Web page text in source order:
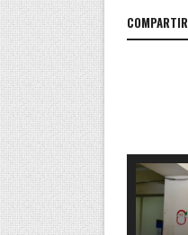
COMPARTIR